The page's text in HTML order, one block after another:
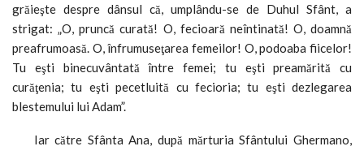
grăieşte despre dânsul că, umplându-se de Duhul Sfânt, a
strigat: „O, pruncă curată! O, fecioară neîntinată! O, doamnă
preafrumoasă. O, înfrumuseţarea femeilor! O, podoaba fiicelor!
Tu eşti binecuvântată între femei; tu eşti preamărită cu
curăţenia; tu eşti pecetluită cu fecioria; tu eşti dezlegarea
blestemului lui Adam”.
Iar către Sfânta Ana, după mărturia Sfântului Ghermano,